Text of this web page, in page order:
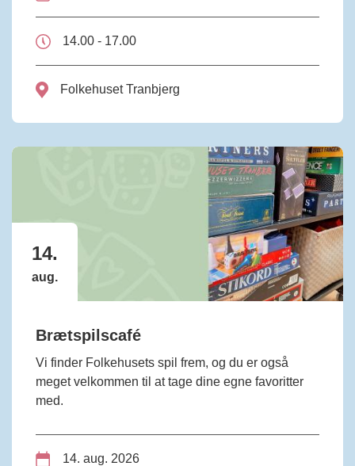
14.00 - 17.00
Folkehuset Tranbjerg
14.
aug.
Brætspilscafé
Vi finder Folkehusets spil frem, og du er også
meget velkommen til at tage dine egne favoritter
med.
14. aug. 2026